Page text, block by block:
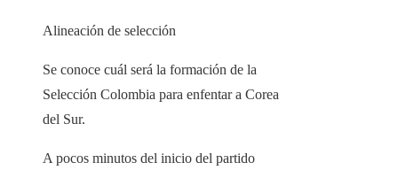
Alineación de selección
Se conoce cuál será la formación de la
Selección Colombia para enfentar a Corea
del Sur.
A pocos minutos del inicio del partido